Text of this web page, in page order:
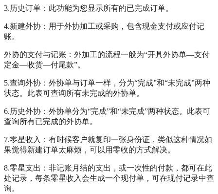
3.历史订单：此功能为您显示所有的已完成订单。
4.新建外协：用于外协加工或采购，包含现金支付或应付记
账。
外协的支付与记账：外加工的流程一般为“开具外协单—支付
定金—收货—付尾款”。
5.查询外协：外协单与订单一样，分为“完成”和“未完成”两种
状态。此表可查询所有未完成的外协单。
6.历史外协：外协单分为“完成”和“未完成”两种状态。此表可
查询所有已完成的外协单。
7.零星收入：有时候客户就复印一张身份证，类似这种情况如
果觉得新建订单太麻烦，可以用零收的方式解决。
8.零星支出：非记账月结的支出，或一次性的付款，都可在此
处记录，每条零星收入会生成一个现付单，可在现付记录中查
询。